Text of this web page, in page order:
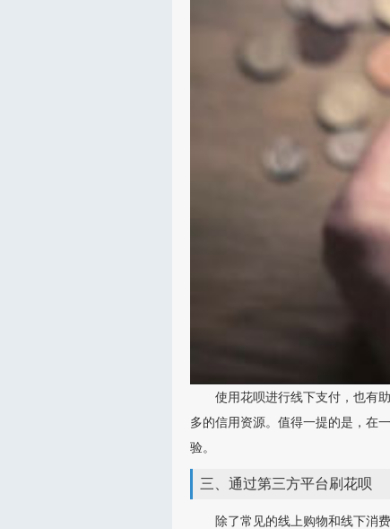
使用花呗进行线下支付，也有
多的信用资源。值得一提的是，在
验。
三、通过第三方平台刷花呗
除了常见的线上购物和线下消